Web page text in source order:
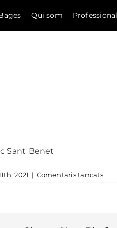
Qui som
Sant Benet
2021 | Comentaris tancatsa